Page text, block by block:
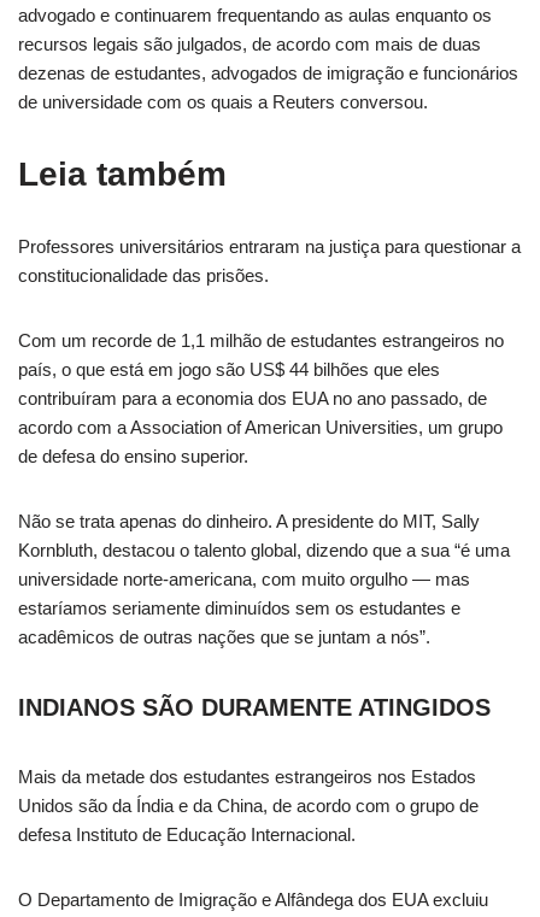
advogado e continuarem frequentando as aulas enquanto os
recursos legais são julgados, de acordo com mais de duas
dezenas de estudantes, advogados de imigração e funcionários
de universidade com os quais a Reuters conversou.
Leia também
Professores universitários entraram na justiça para questionar a
constitucionalidade das prisões.
Com um recorde de 1,1 milhão de estudantes estrangeiros no
país, o que está em jogo são US$ 44 bilhões que eles
contribuíram para a economia dos EUA no ano passado, de
acordo com a Association of American Universities, um grupo
de defesa do ensino superior.
Não se trata apenas do dinheiro. A presidente do MIT, Sally
Kornbluth, destacou o talento global, dizendo que a sua “é uma
universidade norte-americana, com muito orgulho — mas
estaríamos seriamente diminuídos sem os estudantes e
acadêmicos de outras nações que se juntam a nós”.
INDIANOS SÃO DURAMENTE ATINGIDOS
Mais da metade dos estudantes estrangeiros nos Estados
Unidos são da Índia e da China, de acordo com o grupo de
defesa Instituto de Educação Internacional.
O Departamento de Imigração e Alfândega dos EUA excluiu